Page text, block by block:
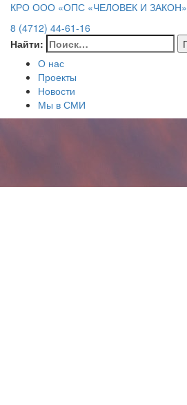
КРО ООО «ОПС «ЧЕЛОВЕК И ЗАКОН»
8 (4712) 44-61-16
Найти:
О нас
Проекты
Новости
Мы в СМИ